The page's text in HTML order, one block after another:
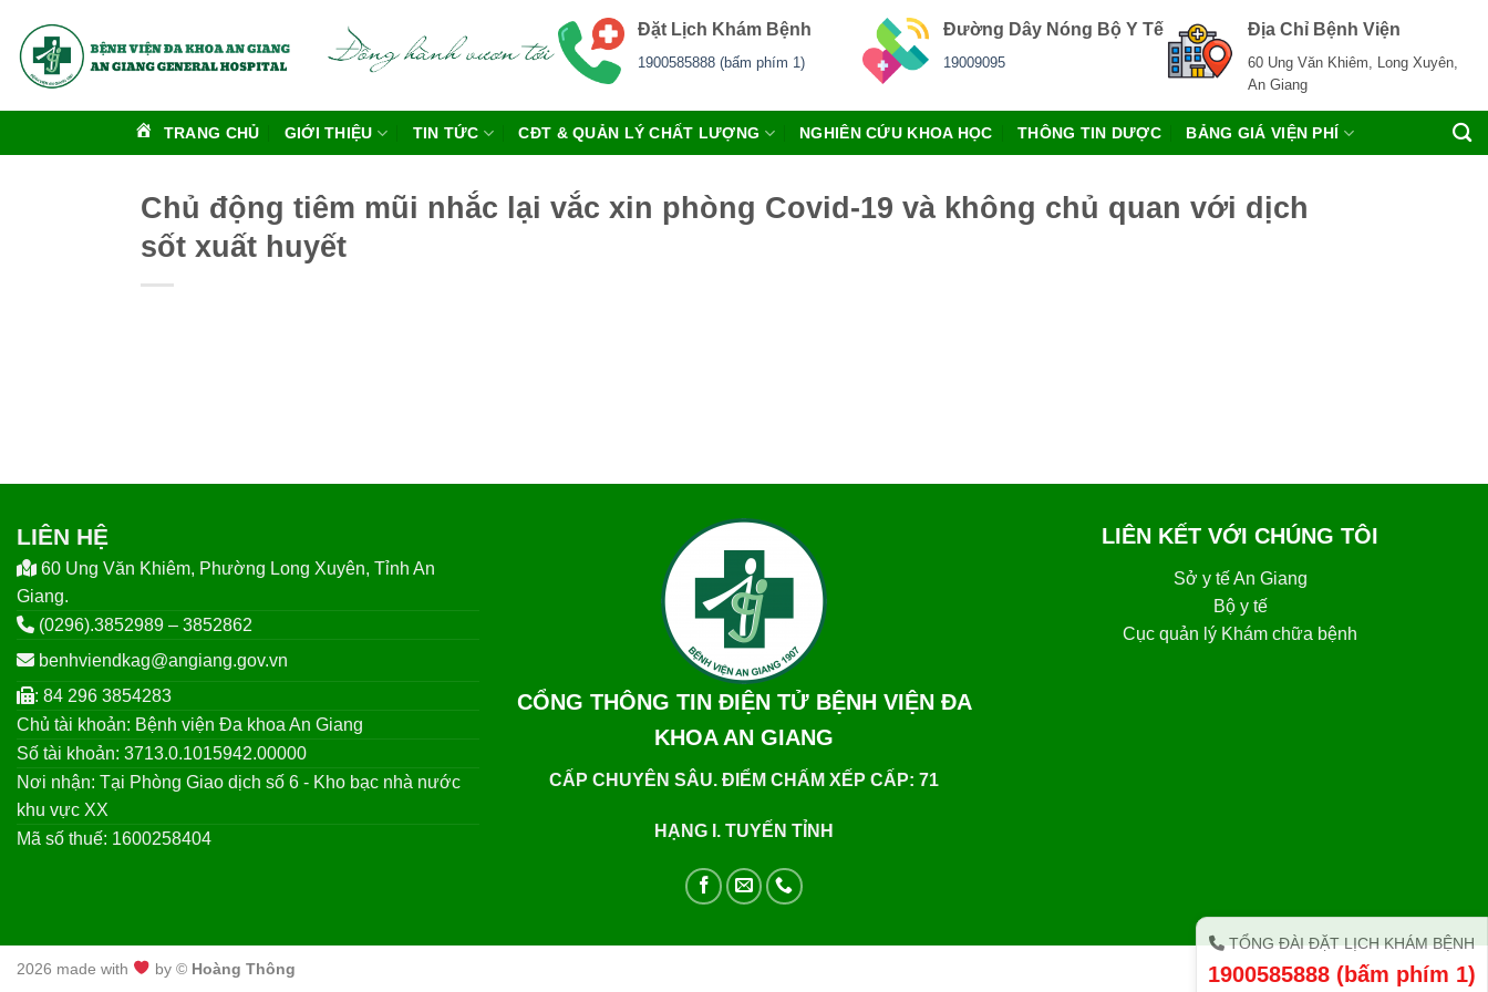
qua
nội
Đặt Lịch Khám Bệnh
1900585888 (bấm phím 1)
Đường Dây Nóng Bộ Y Tế
19009095
Địa Chỉ Bệnh Viện
60 Ung Văn Khiêm, Long Xuyên,
An Giang
TRANG CHỦ GIỚI THIỆU TIN TỨC CĐT & QUẢN LÝ CHẤT LƯỢNG NGHIÊN CỨU KHOA HỌC THÔNG TIN DƯỢC BẢNG GIÁ VIỆN PHÍ
Chủ động tiêm mũi nhắc lại vắc xin phòng Covid-19 và không chủ quan với dịch
sốt xuất huyết
LIÊN HỆ
60 Ung Văn Khiêm, Phường Long Xuyên, Tỉnh An
Giang.
(0296).3852989 – 3852862
benhviendkag@angiang.gov.vn
: 84 296 3854283
Chủ tài khoản: Bệnh viện Đa khoa An Giang
Số tài khoản: 3713.0.1015942.00000
Nơi nhận: Tại Phòng Giao dịch số 6 - Kho bạc nhà nước
khu vực XX
Mã số thuế: 1600258404
CỔNG THÔNG TIN ĐIỆN TỬ BỆNH VIỆN ĐA
KHOA AN GIANG
CẤP CHUYÊN SÂU. ĐIỂM CHẤM XẾP CẤP: 71
HẠNG I. TUYẾN TỈNH
LIÊN KẾT VỚI CHÚNG TÔI
Sở y tế An Giang
Bộ y tế
Cục quản lý Khám chữa bệnh
2026 made with by © Hoàng Thông
TỔNG ĐÀI ĐẶT LỊCH KHÁM BỆNH
1900585888 (bấm phím 1)